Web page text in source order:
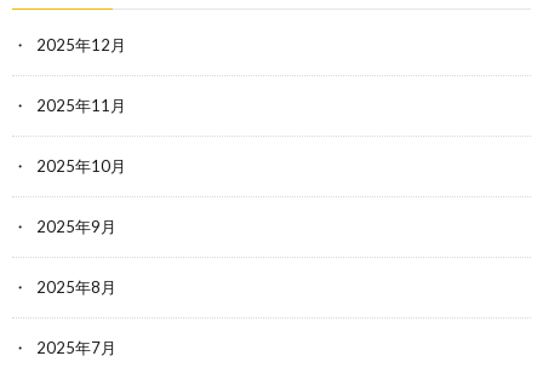
2025年12月
2025年11月
2025年10月
2025年9月
2025年8月
2025年7月